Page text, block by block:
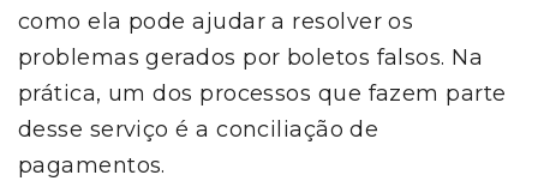
como ela pode ajudar a resolver os
problemas gerados por boletos falsos. Na
prática, um dos processos que fazem parte
desse serviço é a conciliação de
pagamentos.